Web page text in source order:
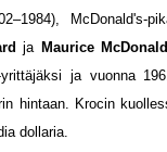
McDonald's-
ja Maurice McDonald
ja vuonna
hintaan. Krocin
dollaria.